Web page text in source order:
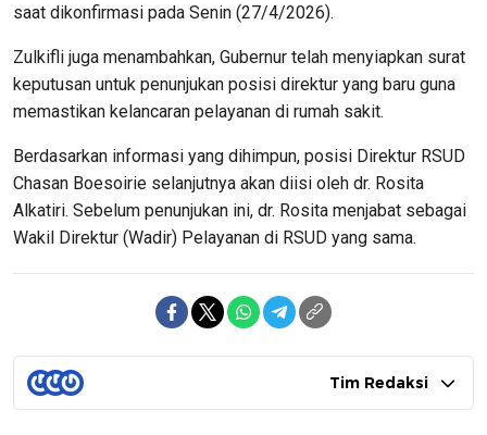
saat dikonfirmasi pada Senin (27/4/2026).
Zulkifli juga menambahkan, Gubernur telah menyiapkan surat
keputusan untuk penunjukan posisi direktur yang baru guna
memastikan kelancaran pelayanan di rumah sakit.
Berdasarkan informasi yang dihimpun, posisi Direktur RSUD
Chasan Boesoirie selanjutnya akan diisi oleh dr. Rosita
Alkatiri. Sebelum penunjukan ini, dr. Rosita menjabat sebagai
Wakil Direktur (Wadir) Pelayanan di RSUD yang sama.
Tim Redaksi